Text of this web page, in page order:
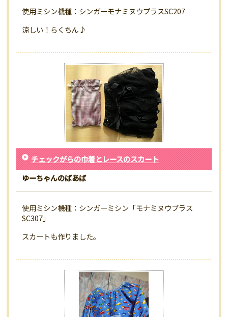
使用ミシン機種：シンガーモナミヌウプラスSC207
涼しい！らくちん♪
チェックがらの巾着とレースのスカート
ゆーちゃんのばあば
使用ミシン機種：シンガーミシン「モナミヌウブラス
SC307」
スカートも作りました。